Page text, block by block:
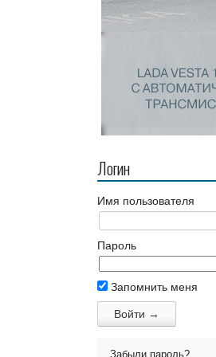
Логин
Имя пользователя
Пароль
Запомнить меня
Забыли пароль?